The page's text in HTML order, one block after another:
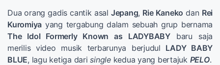
Dua orang gadis cantik asal Jepang, Rie Kaneko dan Rei
Kuromiya yang tergabung dalam sebuah grup bernama
The Idol Formerly Known as LADYBABYbaru saja
merilis video musik terbarunya berjudul LADY BABY
BLUE, lagu ketiga darisinglekedua yang bertajuk PELO.